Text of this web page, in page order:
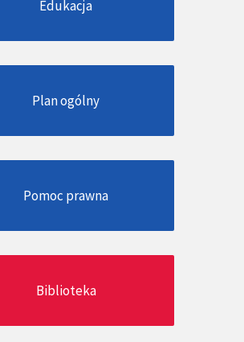
Edukacja
Plan ogólny
Pomoc prawna
Biblioteka